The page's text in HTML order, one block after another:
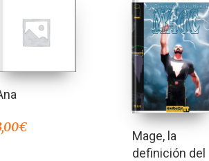
€
Mage, la
definición del